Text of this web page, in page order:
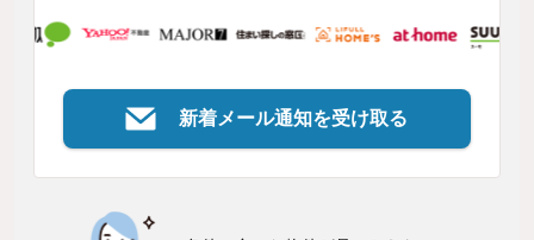
新着メール通知を受け取る